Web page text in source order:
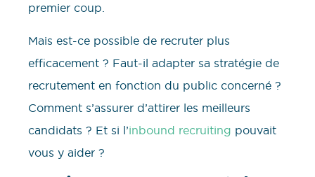
premier coup.
Mais est-ce possible de recruter plus
efficacement ? Faut-il adapter sa stratégie de
recrutement en fonction du public concerné ?
Comment s’assurer d’attirer les meilleurs
candidats ? Et si l’inbound recruiting pouvait
vous y aider ?